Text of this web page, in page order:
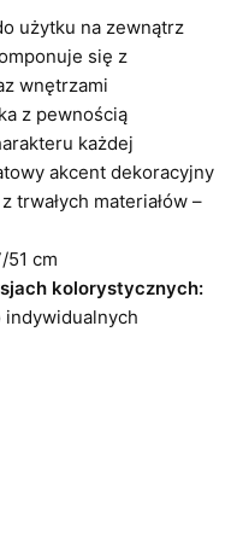
użytku na zewnątrz
się z
wnętrzami
z pewnością
każdej
akcent dekoracyjny
trwałych materiałów –
cm
kolorystycznych:
indywidualnych